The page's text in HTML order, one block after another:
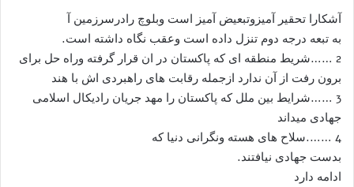
آشکارا تحقیر آمیزوتبعیض آمیز است وبلوچ رادرسرزمین آ
به تبعه درجه دوم تنزل داده است وعقب نگاه داشته است.
2 ……شریط منطقه ای که پاکستان در ان قرار گرفته وراه حل برای
برون رفت از آن ندارد ازجمله رقابت های راهبردی اش با هند
3 ……شرایط بین ملل که پاکستان را مهد جریان رادیکال اسلامی
جهادی میداند
4 …….سلاح های هسته ونگرانی دنیا که
بدست جهادی نیافتند.
ادامه دارد